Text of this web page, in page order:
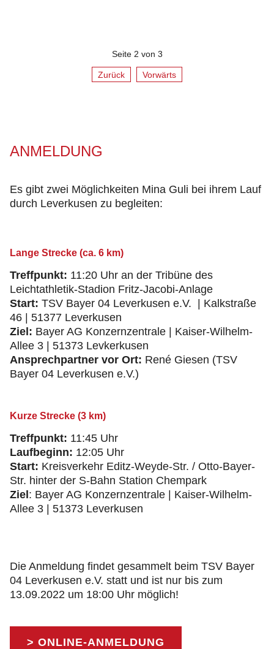
Seite 2 von 3
Zurück Vorwärts
ANMELDUNG
Es gibt zwei Möglichkeiten Mina Guli bei ihrem Lauf
durch Leverkusen zu begleiten:
Lange Strecke (ca. 6 km)
Treffpunkt: 11:20 Uhr an der Tribüne des
Leichtathletik-Stadion Fritz-Jacobi-Anlage
Start: TSV Bayer 04 Leverkusen e.V. | Kalkstraße
46 | 51377 Leverkusen
Ziel: Bayer AG Konzernzentrale | Kaiser-Wilhelm-
Allee 3 | 51373 Levkerkusen
Ansprechpartner vor Ort: René Giesen (TSV
Bayer 04 Leverkusen e.V.)
Kurze Strecke (3 km)
Treffpunkt: 11:45 Uhr
Laufbeginn: 12:05 Uhr
Start: Kreisverkehr Editz-Weyde-Str. / Otto-Bayer-
Str. hinter der S-Bahn Station Chempark
Ziel : Bayer AG Konzernzentrale | Kaiser-Wilhelm-
Allee 3 | 51373 Leverkusen
Die Anmeldung findet gesammelt beim TSV Bayer
04 Leverkusen e.V. statt und ist nur bis zum
13.09.2022 um 18:00 Uhr möglich!
> ONLINE-ANMELDUNG